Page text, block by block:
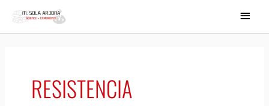
RESISTENCIA